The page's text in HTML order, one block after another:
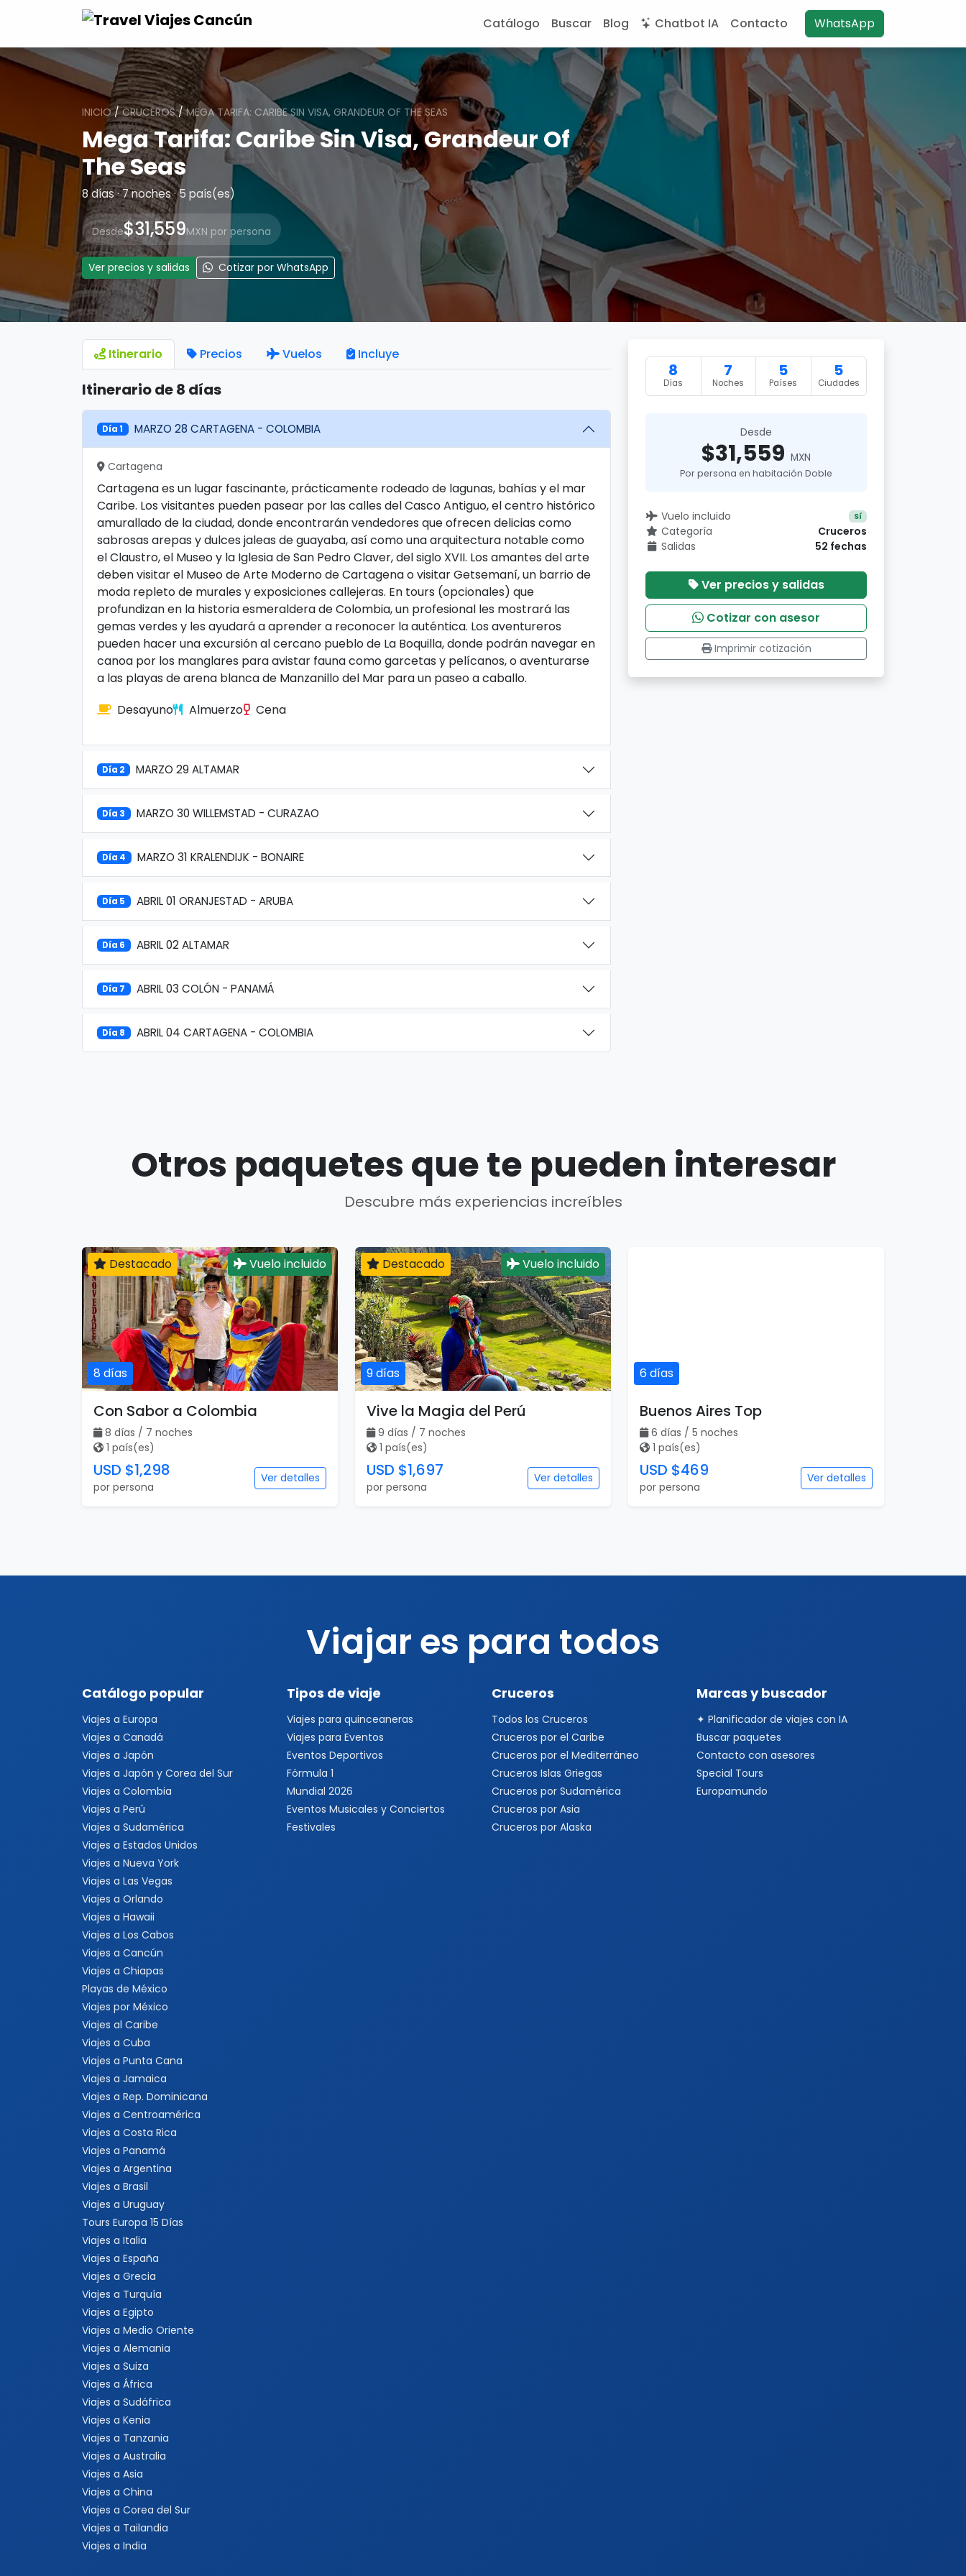
Catálogo Buscar Blog Chatbot IA Contacto WhatsApp
INICIO/CRUCEROS/MEGA TARIFA: CARIBE SIN VISA, GRANDEUR OF THE SEAS
Mega Tarifa: Caribe Sin Visa, Grandeur Of
The Seas
8 días · 7 noches · 5 país(es)
Desde$31,559MXN por persona
Ver precios y salidas Cotizar por WhatsApp
Itinerario Precios Vuelos Incluye
Itinerario de 8 días
Día 1 MARZO 28 CARTAGENA - COLOMBIA
Cartagena
Cartagena es un lugar fascinante, prácticamente rodeado de lagunas, bahías y el mar
Caribe. Los visitantes pueden pasear por las calles del Casco Antiguo, el centro histórico
amurallado de la ciudad, donde encontrarán vendedores que ofrecen delicias como
sabrosas arepas y dulces jaleas de guayaba, así como una arquitectura notable como
el Claustro, el Museo y la Iglesia de San Pedro Claver, del siglo XVII. Los amantes del arte
deben visitar el Museo de Arte Moderno de Cartagena o visitar Getsemaní, un barrio de
moda repleto de murales y exposiciones callejeras. En tours (opcionales) que
profundizan en la historia esmeraldera de Colombia, un profesional les mostrará las
gemas verdes y les ayudará a aprender a reconocer la auténtica. Los aventureros
pueden hacer una excursión al cercano pueblo de La Boquilla, donde podrán navegar en
canoa por los manglares para avistar fauna como garcetas y pelícanos, o aventurarse
a las playas de arena blanca de Manzanillo del Mar para un paseo a caballo.
Desayuno
Almuerzo Cena
Día 2 MARZO 29 ALTAMAR
Día 3 MARZO 30 WILLEMSTAD - CURAZAO
Día 4 MARZO 31 KRALENDIJK - BONAIRE
Día 5 ABRIL 01 ORANJESTAD - ARUBA
Día 6 ABRIL 02 ALTAMAR
Día 7 ABRIL 03 COLÓN - PANAMÁ
Día 8 ABRIL 04 CARTAGENA - COLOMBIA
8
Días
7
Noches
5
Países
5
Ciudades
Desde
$31,559 MXN
Por persona en habitación Doble
Vuelo incluido Sí
Categoría
Cruceros
Salidas
52 fechas
Ver precios y salidas
Cotizar con asesor
Imprimir cotización
Otros paquetes que te pueden interesar
Descubre más experiencias increíbles
8 días
Destacado Vuelo incluido
Con Sabor a Colombia
8 días / 7 noches
1 país(es)
USD $1,298
por persona
Ver detalles
9 días
Destacado Vuelo incluido
Vive la Magia del Perú
9 días / 7 noches
1 país(es)
USD $1,697
por persona
Ver detalles
6 días
Buenos Aires Top
6 días / 5 noches
1 país(es)
USD $469
por persona
Ver detalles
Viajar es para todos
Catálogo popular
Viajes a Europa
Viajes a Canadá
Viajes a Japón
Viajes a Japón y Corea del Sur
Viajes a Colombia
Viajes a Perú
Viajes a Sudamérica
Viajes a Estados Unidos
Viajes a Nueva York
Viajes a Las Vegas
Viajes a Orlando
Viajes a Hawaii
Viajes a Los Cabos
Viajes a Cancún
Viajes a Chiapas
Playas de México
Viajes por México
Viajes al Caribe
Viajes a Cuba
Viajes a Punta Cana
Viajes a Jamaica
Viajes a Rep. Dominicana
Viajes a Centroamérica
Viajes a Costa Rica
Viajes a Panamá
Viajes a Argentina
Viajes a Brasil
Viajes a Uruguay
Tours Europa 15 Días
Viajes a Italia
Viajes a España
Viajes a Grecia
Viajes a Turquía
Viajes a Egipto
Viajes a Medio Oriente
Viajes a Alemania
Viajes a Suiza
Viajes a África
Viajes a Sudáfrica
Viajes a Kenia
Viajes a Tanzania
Viajes a Australia
Viajes a Asia
Viajes a China
Viajes a Corea del Sur
Viajes a Tailandia
Viajes a India
Tipos de viaje
Viajes para quinceaneras
Viajes para Eventos
Eventos Deportivos
Fórmula 1
Mundial 2026
Eventos Musicales y Conciertos
Festivales
Cruceros
Todos los Cruceros
Cruceros por el Caribe
Cruceros por el Mediterráneo
Cruceros Islas Griegas
Cruceros por Sudamérica
Cruceros por Asia
Cruceros por Alaska
Marcas y buscador
✦ Planificador de viajes con IA
Buscar paquetes
Contacto con asesores
Special Tours
Europamundo